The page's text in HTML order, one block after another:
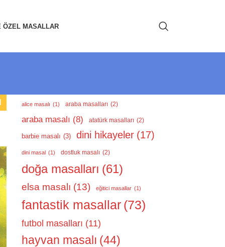
ÖZEL MASALLAR
alice masalı (1) araba masalları (2)
araba masalı (8) atatürk masalları (2)
barbie masalı (3) dini hikayeler (17)
dini masal (1) dostluk masalı (2)
doğa masalları (61)
elsa masalı (13) eğitici masallar (1)
fantastik masallar (73)
futbol masalları (11)
hayvan masalı (44)